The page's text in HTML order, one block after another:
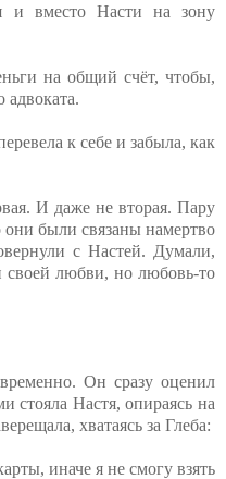
и вместо Насти на зону
на общий счёт, чтобы,
адвоката.
к себе и забыла, как
И даже не вторая. Пару
они были связаны намертво
с Настей. Думали,
своей любви, но любовь-то
Он сразу оценил
стояла Настя, опираясь на
хватаясь за Глеба:
иначе я не смогу взять